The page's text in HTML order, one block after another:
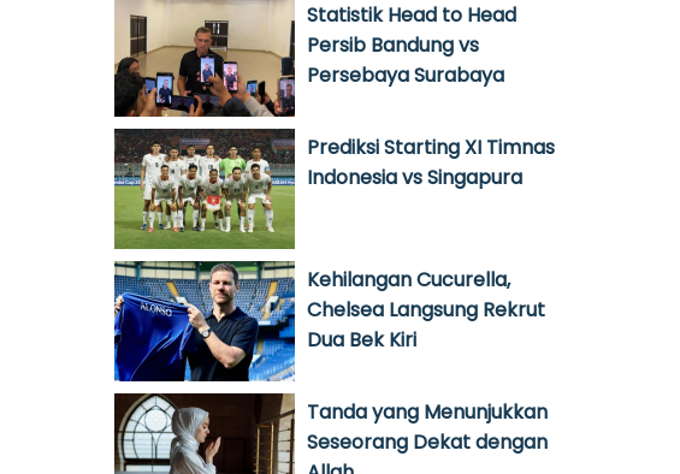
Statistik Head to Head
Persib Bandung vs
Persebaya Surabaya
Prediksi Starting XI Timnas
Indonesia vs Singapura
Kehilangan Cucurella,
Chelsea Langsung Rekrut
Dua Bek Kiri
Tanda yang Menunjukkan
Seseorang Dekat dengan